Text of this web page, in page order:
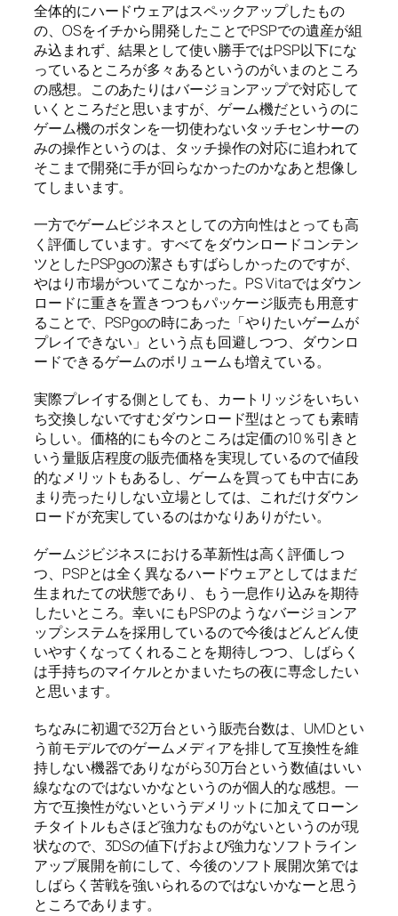
全体的にハードウェアはスペックアップしたもの
の、OSをイチから開発したことでPSPでの遺産が組
み込まれず、結果として使い勝手ではPSP以下にな
っているところが多々あるというのがいまのところ
の感想。このあたりはバージョンアップで対応して
いくところだと思いますが、ゲーム機だというのに
ゲーム機のボタンを一切使わないタッチセンサーの
みの操作というのは、タッチ操作の対応に追われて
そこまで開発に手が回らなかったのかなあと想像し
てしまいます。
一方でゲームビジネスとしての方向性はとっても高
く評価しています。すべてをダウンロードコンテン
ツとしたPSPgoの潔さもすばらしかったのですが、
やはり市場がついてこなかった。PS Vitaではダウン
ロードに重きを置きつつもパッケージ販売も用意す
ることで、PSPgoの時にあった「やりたいゲームが
プレイできない」という点も回避しつつ、ダウンロ
ードできるゲームのボリュームも増えている。
実際プレイする側としても、カートリッジをいちい
ち交換しないですむダウンロード型はとっても素晴
らしい。価格的にも今のところは定価の10％引きと
いう量販店程度の販売価格を実現しているので値段
的なメリットもあるし、ゲームを買っても中古にあ
まり売ったりしない立場としては、これだけダウン
ロードが充実しているのはかなりありがたい。
ゲームジビジネスにおける革新性は高く評価しつ
つ、PSPとは全く異なるハードウェアとしてはまだ
生まれたての状態であり、もう一息作り込みを期待
したいところ。幸いにもPSPのようなバージョンア
ップシステムを採用しているので今後はどんどん使
いやすくなってくれることを期待しつつ、しばらく
は手持ちのマイケルとかまいたちの夜に専念したい
と思います。
ちなみに初週で32万台という販売台数は、UMDとい
う前モデルでのゲームメディアを排して互換性を維
持しない機器でありながら30万台という数値はいい
線ななのではないかなというのが個人的な感想。一
方で互換性がないというデメリットに加えてローン
チタイトルもさほど強力なものがないというのが現
状なので、3DSの値下げおよび強力なソフトライン
アップ展開を前にして、今後のソフト展開次第では
しばらく苦戦を強いられるのではないかなーと思う
ところであります。